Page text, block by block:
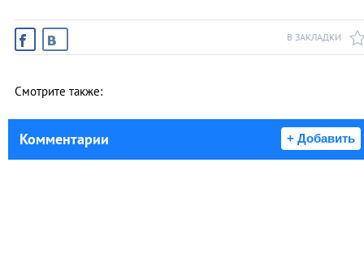
В ЗАКЛАДКИ
Смотрите также:
Комментарии + Добавить